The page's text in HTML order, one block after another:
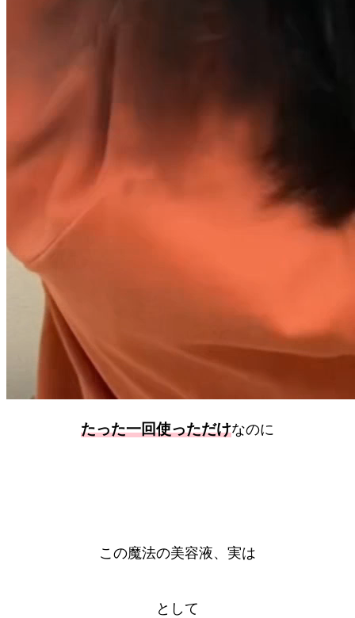
たった一回使っただけなのに
この魔法の美容液、実は
として